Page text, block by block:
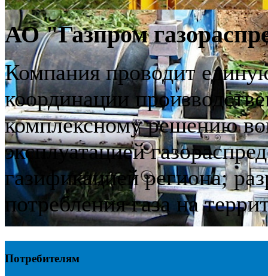
АО "Газпром
Компания проводит
координации
комплексному решению
эксплуатацией
газификацией региона;
потребления газа на
Потребителям